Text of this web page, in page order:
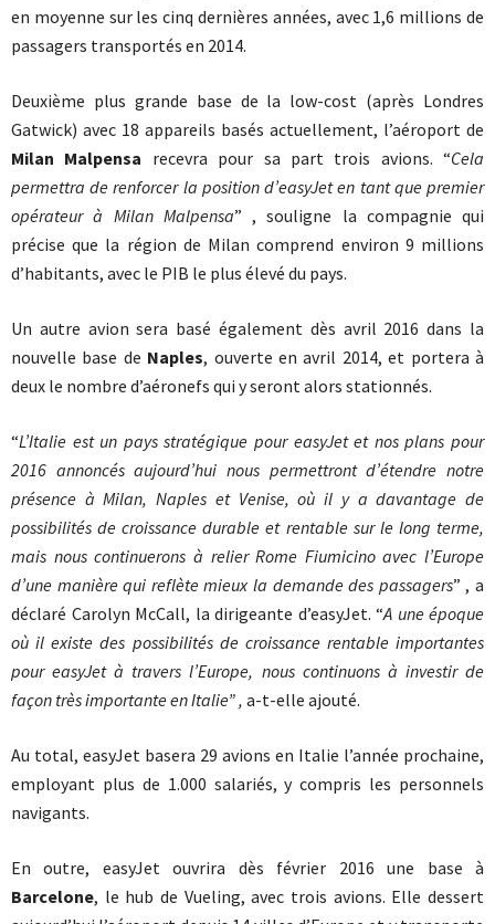
en moyenne sur les cinq dernières années, avec 1,6 millions de
passagers transportés en 2014.
Deuxième plus grande base de la low-cost (après Londres
Gatwick) avec 18 appareils basés actuellement, l’aéroport de
Milan Malpensa recevra pour sa part trois avions. “Cela
permettra de renforcer la position d’easyJet en tant que premier
opérateur à Milan Malpensa” , souligne la compagnie qui
précise que la région de Milan comprend environ 9 millions
d’habitants, avec le PIB le plus élevé du pays.
Un autre avion sera basé également dès avril 2016 dans la
nouvelle base de Naples, ouverte en avril 2014, et portera à
deux le nombre d’aéronefs qui y seront alors stationnés.
“L’Italie est un pays stratégique pour easyJet et nos plans pour
2016 annoncés aujourd’hui nous permettront d’étendre notre
présence à Milan, Naples et Venise, où il y a davantage de
possibilités de croissance durable et rentable sur le long terme,
mais nous continuerons à relier Rome Fiumicino avec l’Europe
d’une manière qui reflète mieux la demande des passagers” , a
déclaré Carolyn McCall, la dirigeante d’easyJet. “A une époque
où il existe des possibilités de croissance rentable importantes
pour easyJet à travers l’Europe, nous continuons à investir de
façon très importante en Italie” , a-t-elle ajouté.
Au total, easyJet basera 29 avions en Italie l’année prochaine,
employant plus de 1.000 salariés, y compris les personnels
navigants.
En outre, easyJet ouvrira dès février 2016 une base à
Barcelone, le hub de Vueling, avec trois avions. Elle dessert